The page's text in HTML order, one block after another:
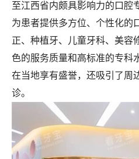
至江西省内颇具影响力的口腔
为患者提供多方位、个性化的
正、种植牙、儿童牙科、美容
色的服务质量和高标准的专科
在当地享有盛誉，还吸引了周
诊。